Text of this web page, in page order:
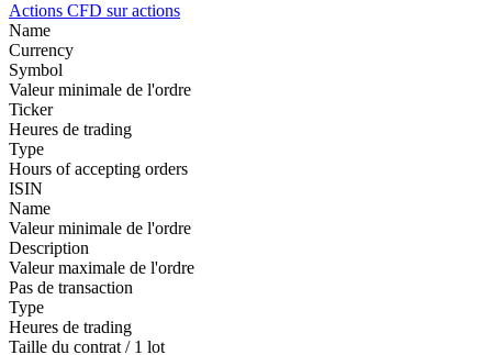
Actions CFD sur actions
Name
Currency
Symbol
Valeur minimale de l'ordre
Ticker
Heures de trading
Type
Hours of accepting orders
ISIN
Name
Valeur minimale de l'ordre
Description
Valeur maximale de l'ordre
Pas de transaction
Type
Heures de trading
Taille du contrat / 1 lot